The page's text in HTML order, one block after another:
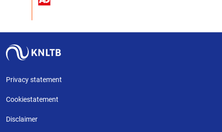
Privacy statement
Cookiestatement
Disclaimer